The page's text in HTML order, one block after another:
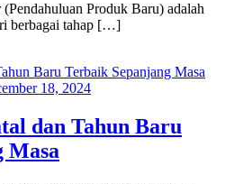
Produk Baru) adalah
berbagai tahap […]
18, 2024
dan Tahun Baru
Masa